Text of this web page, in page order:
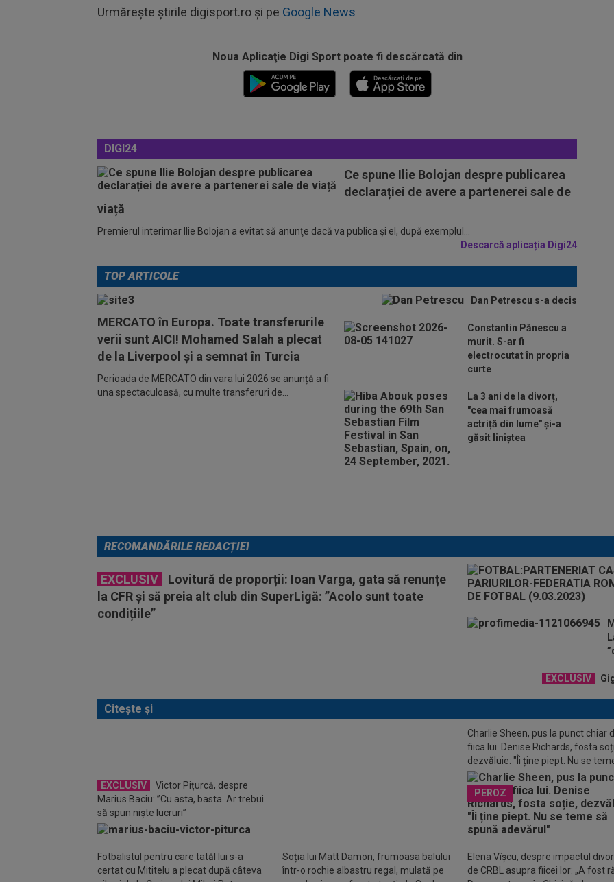
Urmărește știrile digisport.ro și pe Google News
Noua Aplicaţie Digi Sport poate fi descărcată din
DIGI24
Ce spune Ilie Bolojan despre publicarea
declarației de avere a partenerei sale de
viață
Premierul interimar Ilie Bolojan a evitat să anunţe dacă va publica şi el, după exemplul...
Descarcă aplicația Digi24
TOP ARTICOLE
MERCATO în Europa. Toate transferurile
verii sunt AICI! Mohamed Salah a plecat
de la Liverpool și a semnat în Turcia
Perioada de MERCATO din vara lui 2026 se anunță a fi
una spectaculoasă, cu multe transferuri de...
Dan Petrescu s-a decis
Constantin Pănescu a
murit. S-ar fi
electrocutat în propria
curte
La 3 ani de la divorț,
"cea mai frumoasă
actriță din lume" și-a
găsit liniștea
RECOMANDĂRILE REDACȚIEI
EXCLUSIV
Lovitură de proporții: Ioan Varga, gata să renunțe
la CFR și să preia alt club din SuperLigă: ”Acolo sunt toate
condițiile”
EXCLUSIV
Citește și
EXCLUSIV
Victor Pițurcă, despre
Marius Baciu: ”Cu asta, basta. Ar trebui
să spun niște lucruri”
Charlie Sheen, pus la punct chiar
fiica lui. Denise Richards, fosta
dezvăluie: "Îi ține piept. Nu se
spună adevărul"
PEROZ
Fotbalistul pentru care tatăl lui s-a
certat cu Mititelu a plecat după câteva
Soția lui Matt Damon, frumoasa balului
într-o rochie albastru regal, mulată pe
Elena Vîșcu, despre impactul
de CRBL asupra fiicei lor: „A fost